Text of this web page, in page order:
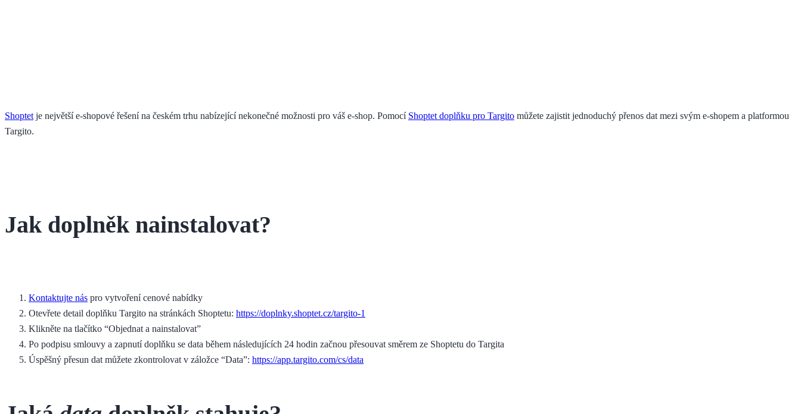
Shoptet je největší e-shopové řešení na českém trhu nabízející nekonečné možnosti pro váš e-shop. Pomocí Shoptet doplňku pro Targito můžete zajistit jednoduchý přenos dat mezi svým e-shopem a platformou
Targito.
Jak doplněk nainstalovat?
Kontaktujte nás pro vytvoření cenové nabídky
Otevřete detail doplňku Targito na stránkách Shoptetu: https://doplnky.shoptet.cz/targito-1
Klikněte na tlačítko “Objednat a nainstalovat”
Po podpisu smlouvy a zapnutí doplňku se data během následujících 24 hodin začnou přesouvat směrem ze Shoptetu do Targita
Úspěšný přesun dat můžete zkontrolovat v záložce “Data”: https://app.targito.com/cs/data